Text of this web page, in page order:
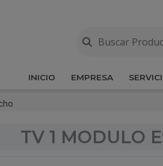
INICIO EMPRESA
TV 1 MODULO